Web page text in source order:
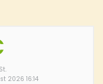
2026 16:14